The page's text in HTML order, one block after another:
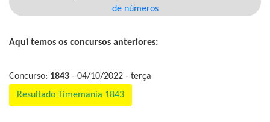
de números
Aqui temos os concursos anteriores:
Concurso: 1843 - 04/10/2022 - terça
Resultado Timemania 1843